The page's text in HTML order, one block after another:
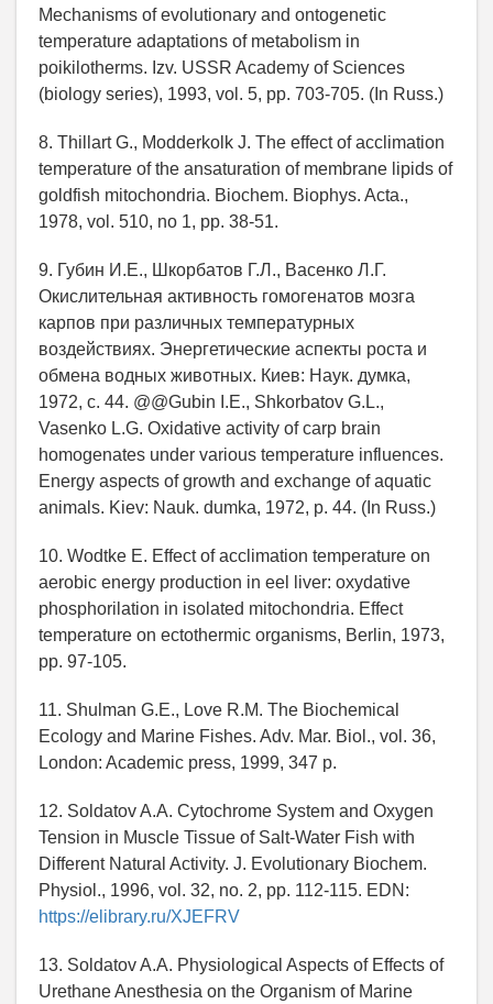
Mechanisms of evolutionary and ontogenetic
temperature adaptations of metabolism in
poikilotherms. Izv. USSR Academy of Sciences
(biology series), 1993, vol. 5, pp. 703-705. (In Russ.)
8. Thillart G., Modderkolk J. The effect of acclimation
temperature of the ansaturation of membrane lipids of
goldfish mitochondria. Biochem. Biophys. Acta.,
1978, vol. 510, no 1, pp. 38-51.
9. Губин И.Е., Шкорбатов Г.Л., Васенко Л.Г.
Окислительная активность гомогенатов мозга
карпов при различных температурных
воздействиях. Энергетические аспекты роста и
обмена водных животных. Киев: Наук. думка,
1972, с. 44. @@Gubin I.E., Shkorbatov G.L.,
Vasenko L.G. Oxidative activity of carp brain
homogenates under various temperature influences.
Energy aspects of growth and exchange of aquatic
animals. Kiev: Nauk. dumka, 1972, p. 44. (In Russ.)
10. Wodtke E. Effect of acclimation temperature on
aerobic energy production in eel liver: oxydative
phosphorilation in isolated mitochondria. Effect
temperature on ectothermic organisms, Berlin, 1973,
pp. 97-105.
11. Shulman G.E., Love R.M. The Biochemical
Ecology and Marine Fishes. Adv. Mar. Biol., vol. 36,
London: Academic press, 1999, 347 p.
12. Soldatov A.A. Cytochrome System and Oxygen
Tension in Muscle Tissue of Salt-Water Fish with
Different Natural Activity. J. Evolutionary Biochem.
Physiol., 1996, vol. 32, no. 2, pp. 112-115. EDN:
https://elibrary.ru/XJEFRV
13. Soldatov A.A. Physiological Aspects of Effects of
Urethane Anesthesia on the Organism of Marine